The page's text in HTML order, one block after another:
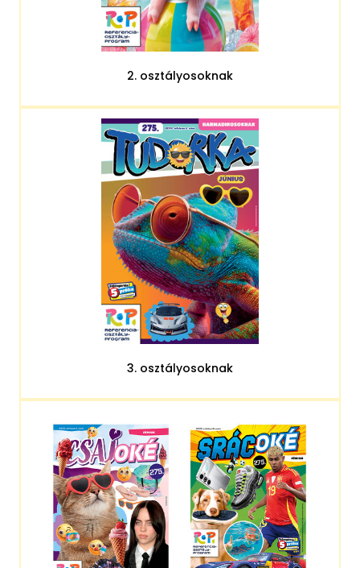
2. osztályosoknak
3. osztályosoknak